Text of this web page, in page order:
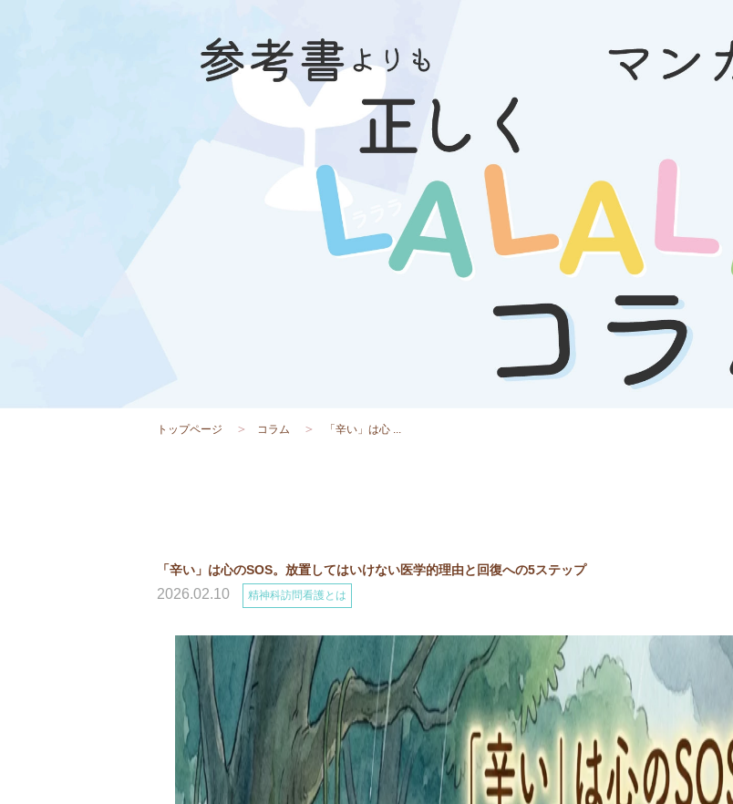
トップページ コラム 「辛い」は心 ...
「辛い」は心のSOS。放置してはいけない医学的理由と回復への5ステップ
2026.02.10 精神科訪問看護とは